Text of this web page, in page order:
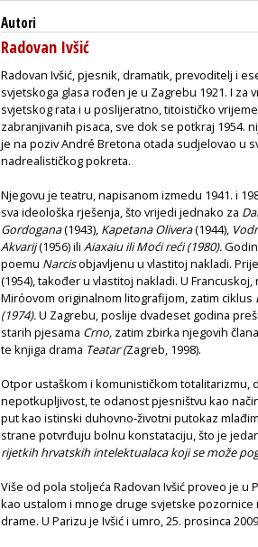
Autori
Radovan Ivšić
Radovan Ivšić, pjesnik, dramatik, prevoditelj i
svjetskoga glasa rođen je u Zagrebu 1921. I za
svjetskog rata i u poslijeratno, titoističko
zabranjivanih pisaca, sve dok se potkraj 1954.
je na poziv André Bretona otada sudjelovao u
nadrealističkog pokreta.
Njegovu je teatru, napisanom izmedu 1941. i
sva ideološka rješenja, što vrijedi jednako za
Gordogana(1943), Kapetana Olivera(1944),
Akvarij(1956) ili Aiaxaiu ili Moći reći (1980).
poemu Narcisobjavljenu u vlastitoj nakladi.
(1954), također u vlastitoj nakladi. U
Miróovom originalnom litografijom, zatim ciklus
(1974).U Zagrebu, poslije dvadeset godina
starih pjesama Crno, zatim zbirka njegovih
te knjiga drama Teatar (Zagreb, 1998).
Otpor ustaškom i komunističkom totalitarizmu,
nepotkupljivost, te odanost pjesništvu kao
put kao istinski duhovno-životni putokaz
strane potvrđuju bolnu konstataciju, što je
rijetkih hrvatskih intelektualaca koji se može
Više od pola stoljeća Radovan Ivšić proveo je
kao ustalom i mnoge druge svjetske
drame. U Parizu je Ivšić i umro, 25. prosinca